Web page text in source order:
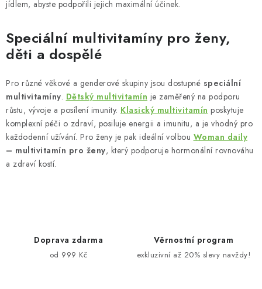
jídlem, abyste podpořili jejich maximální účinek.
Speciální multivitamíny pro ženy,
děti a dospělé
Pro různé věkové a genderové skupiny jsou dostupné speciální
multivitamíny. Dětský multivitamín je zaměřený na podporu
růstu, vývoje a posílení imunity. Klasický multivitamín poskytuje
komplexní péči o zdraví, posiluje energii a imunitu, a je vhodný pro
každodenní užívání. Pro ženy je pak ideální volbou Woman daily
– multivitamín pro ženy, který podporuje hormonální rovnováhu
a zdraví kostí.
Doprava zdarma
od 999 Kč
Věrnostní program
exkluzivní až 20% slevy navždy!